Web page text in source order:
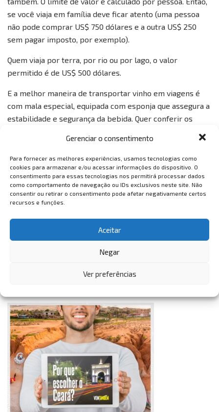
Gerenciar o consentimento
Para fornecer as melhores experiências, usamos tecnologias como
cookies para armazenar e/ou acessar informações do dispositivo. O
consentimento para essas tecnologias nos permitirá processar dados
como comportamento de navegação ou IDs exclusivos neste site. Não
consentir ou retirar o consentimento pode afetar negativamente certos
recursos e funções.
Aceitar
Negar
Ver preferências
se você viaja em família deve ficar atento (uma pessoa
não pode comprar US$ 750 dólares e a outra US$ 250
sem pagar imposto, por exemplo).
Quem viaja por terra, por rio ou por lago, o valor
permitido é de US$ 500 dólares.
E a melhor maneira de transportar vinho em viagens é
com mala especial, equipada com esponja que assegura a
estabilidade e segurança da bebida. Quer conferir os
dentro do site WineBAGs usando o código VEMTAMBEM.
VemTambém